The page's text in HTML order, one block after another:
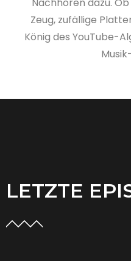
Zeug, zufällige
König des YouTube-
LETZTE